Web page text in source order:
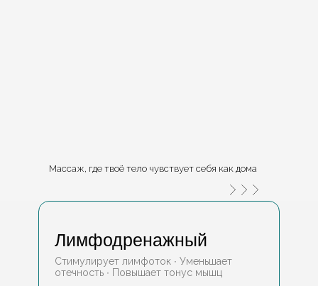
Массаж, где твоё тело чувствует себя как дома
Стимулирует лимфоток ∙ Уменьшает
отечность ∙ Повышает тонус мышц
Лимфодренажный